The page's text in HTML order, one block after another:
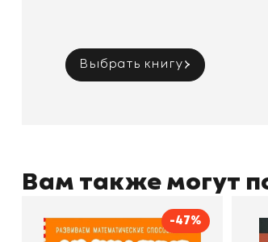
Выбрать книгу
Вам также могут
-47%